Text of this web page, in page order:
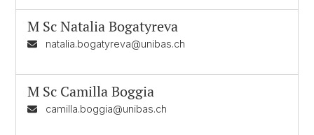
M ScNatalia Bogatyreva
natalia.bogatyreva@unibas.ch
M Sc Camilla Boggia
camilla.boggia@unibas.ch